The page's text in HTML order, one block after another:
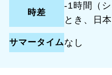
時差
-1時間（
とき、日
サマータイムなし